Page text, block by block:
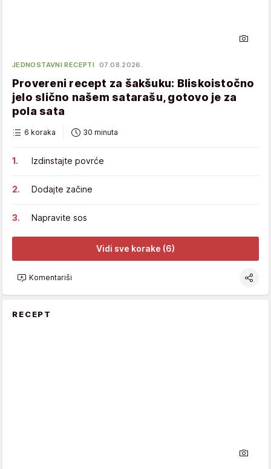
JEDNOSTAVNI RECEPTI 07.08.2026.
Provereni recept za šakšuku: Bliskoistočno
jelo slično našem satarašu, gotovo je za
pola sata
6 koraka 30 minuta
Izdinstajte povrće
Dodajte začine
Napravite sos
Vidi sve korake (6)
Komentariši
RECEPT